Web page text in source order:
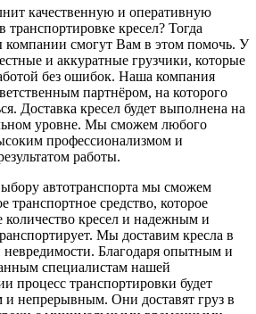
качественную и оперативную
транспортировке кресел? Тогда
смогут Вам в этом помочь. У
и аккуратные грузчики, которые
без ошибок. Наша компания
партнёром, на которого
Доставка кресел будет выполнена на
уровне. Мы сможем любого
профессионализмом и
работы.
автотранспорта мы сможем
транспортное средство, которое
количество кресел и надежным и
Мы доставим кресла в
невредимости. Благодаря опытным и
специалистам нашей
процесс транспортировки будет
непрерывным. Они доставят груз в